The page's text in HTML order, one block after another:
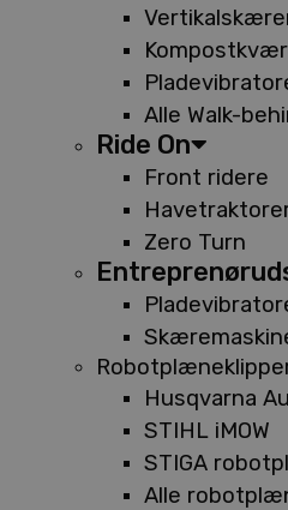
Alle Walk-
Ride On
Front ridere
Zero Turn
Husqvarna
STIHL iMOW
STIGA
Alle